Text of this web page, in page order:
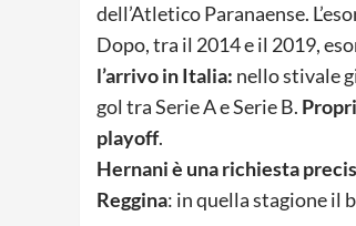
dell’Atletico Paranaense.
Dopo, tra il 2014 e il 2019,
l’arrivo in Italia: nello stivale
gol tra Serie A e Serie B.
playoff.
Hernani è una richiesta
Reggina: in quella stagione il